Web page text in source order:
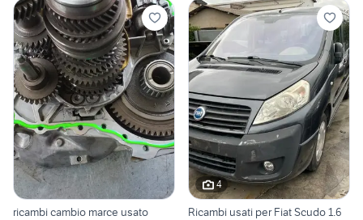
ricambi cambio marce usato
4
Ricambi usati per Fiat Scudo 1.6